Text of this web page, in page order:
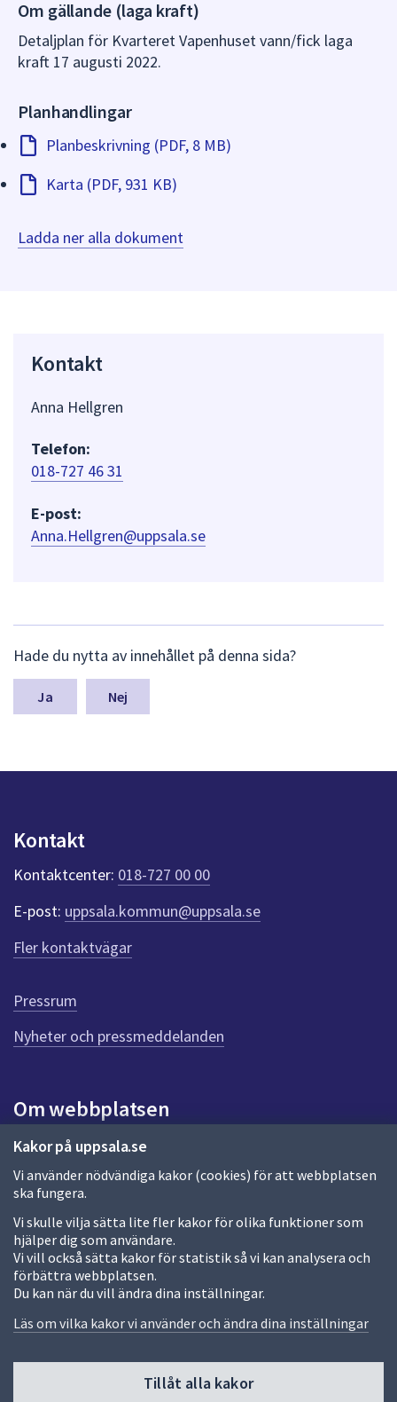
Kakor på uppsala.se
Vi använder nödvändiga kakor (cookies) för att webbplatsen
ska fungera.
Vi skulle vilja sätta lite fler kakor för olika funktioner som
hjälper dig som användare.
Vi vill också sätta kakor för statistik så vi kan analysera och
förbättra webbplatsen.
Du kan när du vill ändra dina inställningar.
Läs om vilka kakor vi använder och ändra dina inställningar
Tillåt alla kakor
Om gällande (laga kraft)
Detaljplan för Kvarteret Vapenhuset vann/fick laga
kraft 17 augusti 2022.
Planhandlingar
Planbeskrivning (PDF, 8 MB)
Karta (PDF, 931 KB)
Ladda ner alla dokument
Kontakt
Anna Hellgren
Telefon:
018-727 46 31
E-post:
Anna.Hellgren@uppsala.se
ä
m
a
n
k
e
r
f
ö
r
e
n
n
a
d
a
Hade du nytta av innehållet på denna sida?
Nej
Kontakt
Kontaktcenter: 018-727 00 00
E-post: uppsala.kommun@uppsala.se
Fler kontaktvägar
Pressrum
Nyheter och pressmeddelanden
Om webbplatsen
Om webbplatsen
Allmänna handlingar och diarium
Behandling av personuppgifter
Kakor
Språk (other languages)
Tillgänglighetsredogörelse
Fler sätt att följa oss